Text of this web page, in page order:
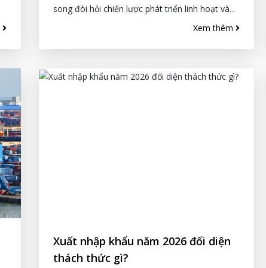
song đòi hỏi chiến lược phát triển linh hoạt và...
Xem thêm
Xuất nhập khẩu năm 2026 đối diện
thách thức gì?